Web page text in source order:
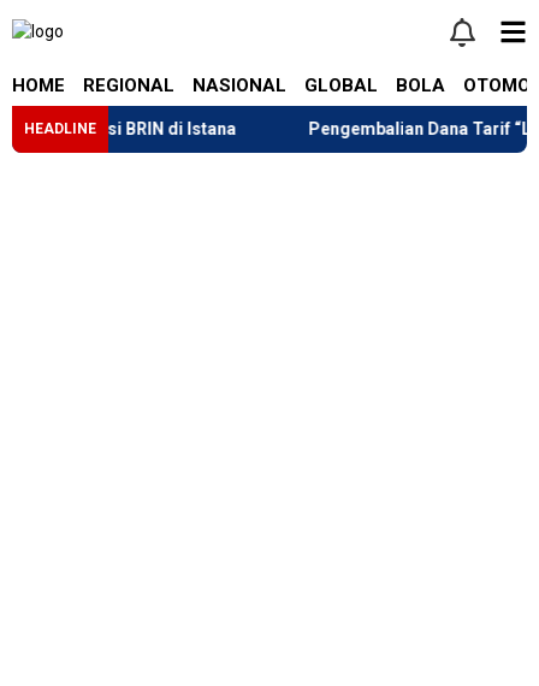
HOME REGIONAL NASIONAL GLOBAL BOLA
HEADLINE
Inovasi BRIN di Istana Pengembalian Dana Tarif